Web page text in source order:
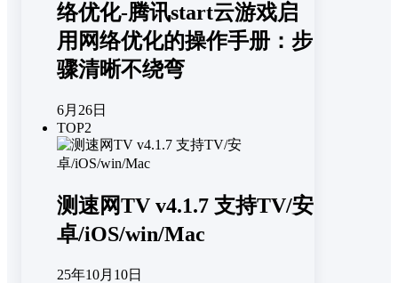
络优化-腾讯start云游戏启
用网络优化的操作手册：步
骤清晰不绕弯
6月26日
TOP2
测速网TV v4.1.7 支持TV/安
卓/iOS/win/Mac
25年10月10日